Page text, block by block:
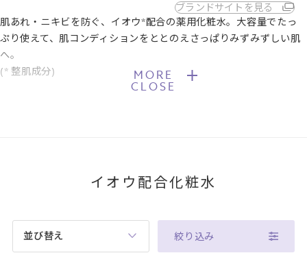
ブランドサイトを見る
肌あれ・ニキビを防ぐ、イオウ*配合の薬用化粧水。大容量でたっ
ぷり使えて、肌コンディションをととのえさっぱりみずみずしい肌
へ。
(* 整肌成分)
MORE
CLOSE
イオウ配合化粧水
並び替え 絞り込み